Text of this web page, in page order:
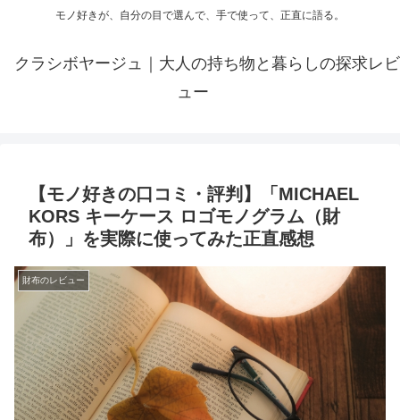
モノ好きが、自分の目で選んで、手で使って、正直に語る。
クラシボヤージュ｜大人の持ち物と暮らしの探求レビ
ュー
【モノ好きの口コミ・評判】「MICHAEL
KORS キーケース ロゴモノグラム（財
布）」を実際に使ってみた正直感想
財布のレビュー